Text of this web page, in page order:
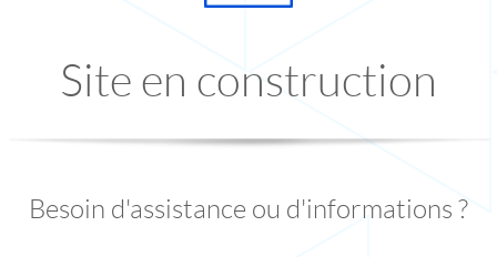
Site en construction
Besoin d'assistance ou d'informations ?